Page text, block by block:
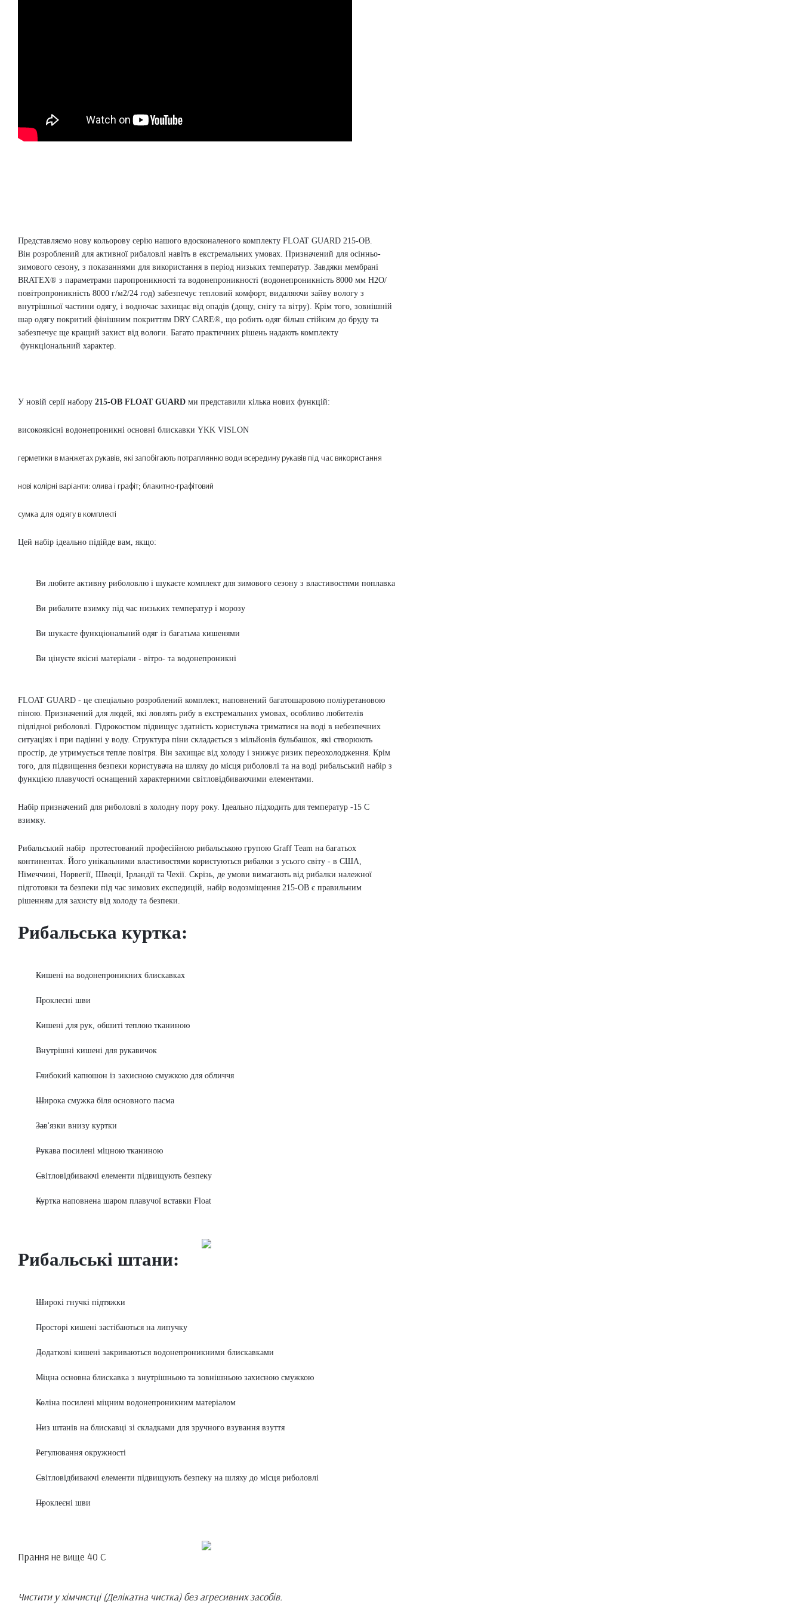
Представляємо нову кольорову серію нашого вдосконаленого комплекту FLOAT GUARD 215-OB.
Він розроблений для активної рибаловлі навіть в екстремальних умовах. Призначений для осінньо-
зимового сезону, з показаннями для використання в період низьких температур. Завдяки мембрані
BRATEX® з параметрами паропроникності та водонепроникності (водонепроникність 8000 мм H2O/
повітропроникність 8000 г/м2/24 год) забезпечує тепловий комфорт, видаляючи зайву вологу з
внутрішньої частини одягу, і водночас захищає від опадів (дощу, снігу та вітру). Крім того, зовнішній
шар одягу покритий фінішним покриттям DRY CARE®, що робить одяг більш стійким до бруду та
забезпечує ще кращий захист від вологи. Багато практичних рішень надають комплекту
функціональний характер.
У новій серії набору 215-OB FLOAT GUARD ми представили кілька нових функцій:
високоякісні водонепроникні основні блискавки YKK VISLON
герметики в манжетах рукавів, які запобігають потраплянню води всередину рукавів під час використання
нові колірні варіанти: олива і графіт; блакитно-графітовий
сумка для одягу в комплекті
Цей набір ідеально підійде вам, якщо:
Ви любите активну риболовлю і шукаєте комплект для зимового сезону з властивостями поплавка
Ви рибалите взимку під час низьких температур і морозу
Ви шукаєте функціональний одяг із багатьма кишенями
Ви цінуєте якісні матеріали - вітро- та водонепроникні
FLOAT GUARD - це спеціально розроблений комплект, наповнений багатошаровою поліуретановою
піною. Призначений для людей, які ловлять рибу в екстремальних умовах, особливо любителів
підлідної риболовлі. Гідрокостюм підвищує здатність користувача триматися на воді в небезпечних
ситуаціях і при падінні у воду. Структура піни складається з мільйонів бульбашок, які створюють
простір, де утримується тепле повітря. Він захищає від холоду і знижує ризик переохолодження. Крім
того, для підвищення безпеки користувача на шляху до місця риболовлі та на воді рибальський набір з
функцією плавучості оснащений характерними світловідбиваючими елементами.
Набір призначений для риболовлі в холодну пору року. Ідеально підходить для температур -15 С
взимку.
Рибальський набір протестований професійною рибальською групою Graff Team на багатьох
континентах. Його унікальними властивостями користуються рибалки з усього світу - в США,
Німеччині, Норвегії, Швеції, Ірландії та Чехії. Скрізь, де умови вимагають від рибалки належної
підготовки та безпеки під час зимових експедицій, набір водозміщення 215-OB є правильним
рішенням для захисту від холоду та безпеки.
Рибальська куртка:
Кишені на водонепроникних блискавках
Проклеєні шви
Кишені для рук, обшиті теплою тканиною
Внутрішні кишені для рукавичок
Глибокий капюшон із захисною смужкою для обличчя
Широка смужка біля основного пасма
Зав'язки внизу куртки
Рукава посилені міцною тканиною
Світловідбиваючі елементи підвищують безпеку
Куртка наповнена шаром плавучої вставки Float
Рибальські штани:
Широкі гнучкі підтяжки
Просторі кишені застібаються на липучку
Додаткові кишені закриваються водонепроникними блискавками
Міцна основна блискавка з внутрішньою та зовнішньою захисною смужкою
Коліна посилені міцним водонепроникним матеріалом
Низ штанів на блискавці зі складками для зручного взування взуття
Регулювання окружності
Світловідбиваючі елементи підвищують безпеку на шляху до місця риболовлі
Проклеєні шви
Прання не вище 40 С
Чистити у хімчистці (Делікатна чистка) без агресивних засобів.